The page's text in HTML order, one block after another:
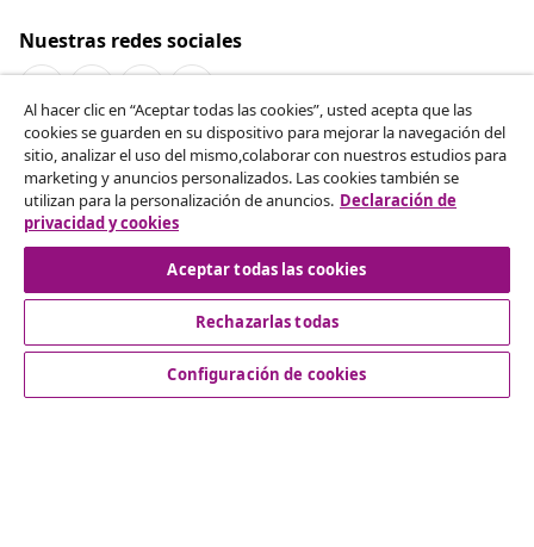
Nuestras redes sociales
Desistir del contrato
Solicita la cancelación de tu pedido.
Desistir del contrato
Servicio al Cliente
Al hacer clic en “Aceptar todas las cookies”, usted acepta que las
cookies se guarden en su dispositivo para mejorar la navegación del
sitio, analizar el uso del mismo,colaborar con nuestros estudios para
marketing y anuncios personalizados. Las cookies también se
utilizan para la personalización de anuncios. Declaración de
privacidad y cookies
Aceptar todas las cookies
Rechazarlas todas
Configuración de cookies